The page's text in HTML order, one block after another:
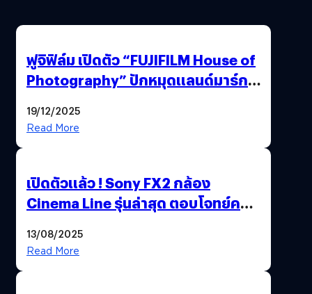
ฟูจิฟิล์ม เปิดตัว “FUJIFILM House of
Photography” ปักหมุดแลนด์มาร์ก
19/12/2025
Read More
เปิดตัวแล้ว ! Sony FX2 กล้อง
Cinema Line รุ่นล่าสุด ตอบโจทย์ครี
13/08/2025
Read More